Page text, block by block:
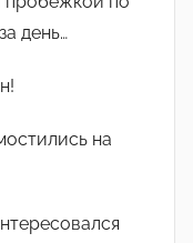
день…
на